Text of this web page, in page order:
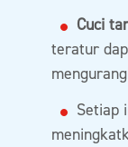
Cuci
teratur
Setiap